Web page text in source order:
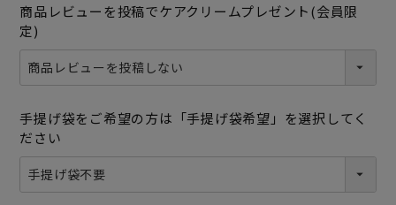
商品レビューを投稿でケアクリームプレゼント(会員限
定)
手提げ袋をご希望の方は「手提げ袋希望」を選択してく
ださい